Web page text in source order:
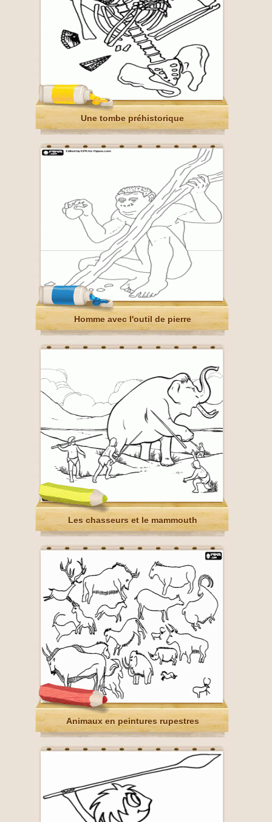
Une tombe préhistorique
Homme avec l'outil de pierre
Les chasseurs et le mammouth
Animaux en peintures rupestres